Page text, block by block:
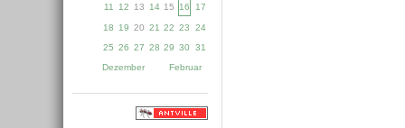
11 12 13 14 15 16 17
18 19 20 21 22 23
24
25 26 27 28 29 30
31
Dezember
Februar